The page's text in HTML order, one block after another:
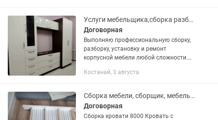
Услуги мебельщика,сборка разборка и ремонт мебели.
Договорная
Выполняю профессиональную сборку,
разборку, установку и ремонт
корпусной мебели любой сложности.
— разборка мебели; — ремонт мебели;
Костанай, 3 августа
Сборка мебели, сборщик, мебельщик, разборка мебели. Реставратор мебели
Договорная
Сборка кровати 8000 Кровать с